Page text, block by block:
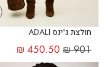
חולצת ג'ינס ADALI
₪901
₪ 450.50